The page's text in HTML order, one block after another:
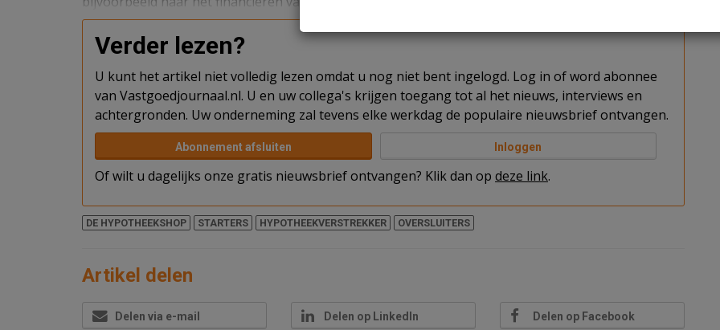
Verder lezen?
U kunt het artikel niet volledig lezen omdat u nog niet bent ingelogd. Log in of word abonnee
van Vastgoedjournaal.nl. U en uw collega's krijgen toegang tot al het nieuws, interviews en
achtergronden. Uw onderneming zal tevens elke werkdag de populaire nieuwsbrief ontvangen.
Abonnement afsluiten Inloggen
Of wilt u dagelijks onze gratis nieuwsbrief ontvangen? Klik dan op deze link.
DE HYPOTHEEKSHOP STARTERS HYPOTHEEKVERSTREKKER OVERSLUITERS
Artikel delen
Delen via e-mail Delen op LinkedIn Delen op Facebook